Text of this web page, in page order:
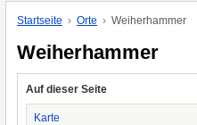
Startseite Orte Weiherhammer
Weiherhammer
Auf dieser Seite
Karte